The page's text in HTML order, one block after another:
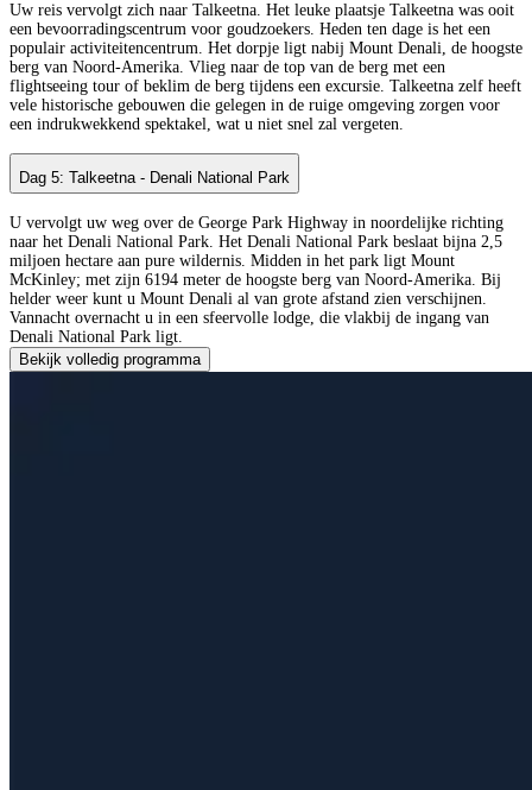
Uw reis vervolgt zich naar Talkeetna. Het leuke plaatsje Talkeetna was ooit
een bevoorradingscentrum voor goudzoekers. Heden ten dage is het een
populair activiteitencentrum. Het dorpje ligt nabij Mount Denali, de hoogste
berg van Noord-Amerika. Vlieg naar de top van de berg met een
flightseeing tour of beklim de berg tijdens een excursie. Talkeetna zelf heeft
vele historische gebouwen die gelegen in de ruige omgeving zorgen voor
een indrukwekkend spektakel, wat u niet snel zal vergeten.
Dag 5: Talkeetna - Denali National Park
U vervolgt uw weg over de George Park Highway in noordelijke richting
naar het Denali National Park. Het Denali National Park beslaat bijna 2,5
miljoen hectare aan pure wildernis. Midden in het park ligt Mount
McKinley; met zijn 6194 meter de hoogste berg van Noord-Amerika. Bij
helder weer kunt u Mount Denali al van grote afstand zien verschijnen.
Vannacht overnacht u in een sfeervolle lodge, die vlakbij de ingang van
Denali National Park ligt.
Bekijk volledig programma